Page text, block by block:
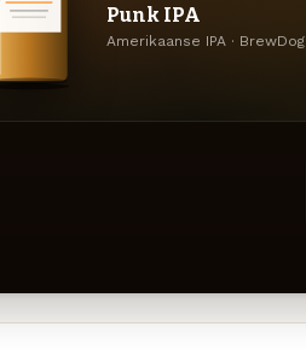
Punk IPA
Amerikaanse IPA · BrewDog